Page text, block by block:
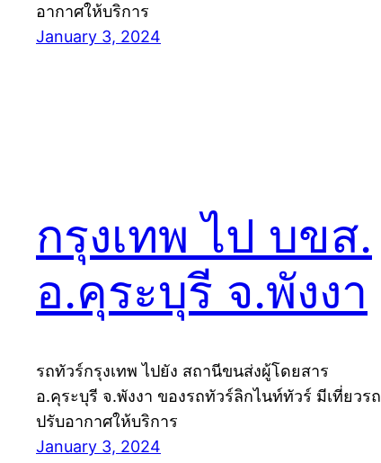
อากาศให้บริการ
January 3, 2024
กรุงเทพ ไป บขส.
อ.คุระบุรี จ.พังงา
รถทัวร์กรุงเทพ ไปยัง สถานีขนส่งผู้โดยสาร
อ.คุระบุรี จ.พังงา ของรถทัวร์ลิกไนท์ทัวร์ มีเที่ยวรถ
ปรับอากาศให้บริการ
January 3, 2024